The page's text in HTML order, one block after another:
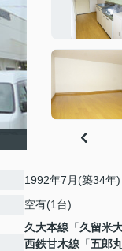
1992年7月(築34年)
空有(1台)
久大本線 「久留米
西鉄甘木線 「五郎